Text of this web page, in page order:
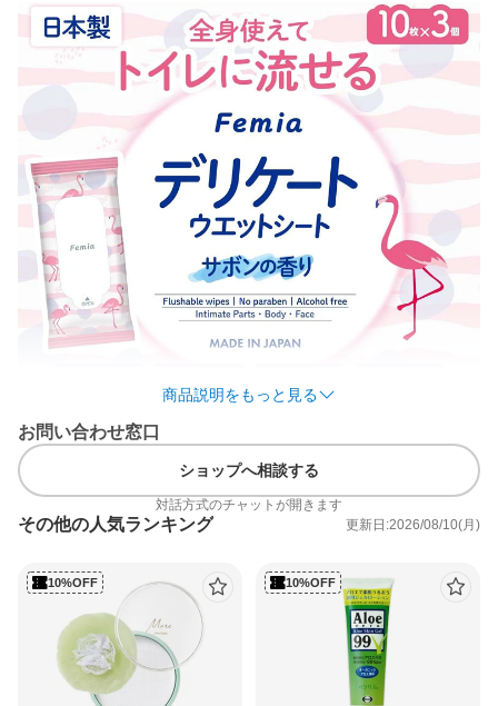
商品説明をもっと見る
お問い合わせ窓口
ショップへ相談する
対話方式のチャットが開きます
その他の人気ランキング 更新日:2026/08/10(月)
10%OFF 10%OFF